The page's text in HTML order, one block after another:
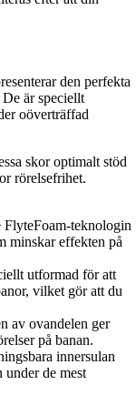
den perfekta
är speciellt
oöverträffad
skor optimalt stöd
rörelsefrihet.
FlyteFoam-teknologin
minskar effekten på
utformad för att
vilket gör att du
av ovandelen ger
på banan.
innersulan
under de mest